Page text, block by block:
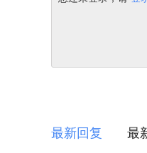
最新回复 最